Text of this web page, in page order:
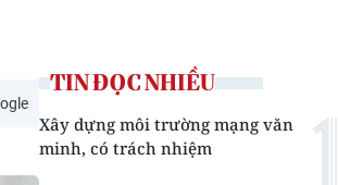
TIN ĐỌC NHIỀU
Xây dựng môi trường mạng văn
minh, có trách nhiệm